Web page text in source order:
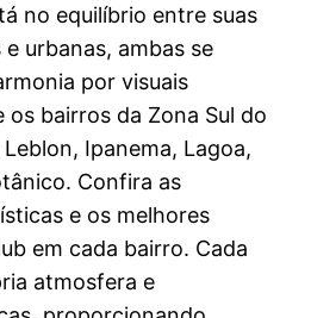
no equilíbrio entre suas
urbanas, ambas se
por visuais
os bairros da Zona Sul do
Ipanema, Lagoa,
Confira as
e os melhores
em cada bairro. Cada
atmosfera e